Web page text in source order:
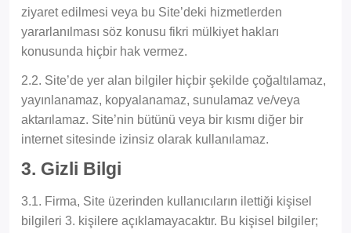
ziyaret edilmesi veya bu Site’deki hizmetlerden
yararlanılması söz konusu fikri mülkiyet hakları
konusunda hiçbir hak vermez.
2.2. Site’de yer alan bilgiler hiçbir şekilde çoğaltılamaz,
yayınlanamaz, kopyalanamaz, sunulamaz ve/veya
aktarılamaz. Site’nin bütünü veya bir kısmı diğer bir
internet sitesinde izinsiz olarak kullanılamaz.
3. Gizli Bilgi
3.1. Firma, Site üzerinden kullanıcıların ilettiği kişisel
bilgileri 3. kişilere açıklamayacaktır. Bu kişisel bilgiler;